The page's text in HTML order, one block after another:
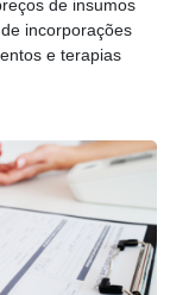
de insumos
incorporações
e terapias